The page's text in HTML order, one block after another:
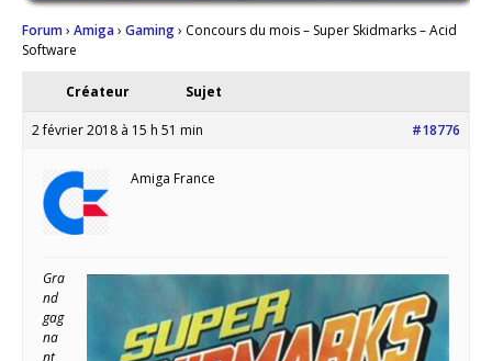
Forum› Amiga› Gaming› Concours du mois – Super Skidmarks – Acid
Software
Créateur Sujet
2 février 2018 à 15 h 51 min #18776
Amiga France
Gra
nd
gag
na